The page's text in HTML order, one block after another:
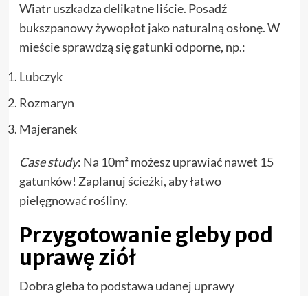
Wiatr uszkadza delikatne liście. Posadź
bukszpanowy żywopłot jako naturalną osłonę. W
mieście sprawdzą się gatunki odporne, np.:
Lubczyk
Rozmaryn
Majeranek
Case study: Na 10m² możesz uprawiać nawet 15
gatunków! Zaplanuj ścieżki, aby łatwo
pielęgnować rośliny.
Przygotowanie gleby pod
uprawę ziół
Dobra gleba to podstawa udanej uprawy